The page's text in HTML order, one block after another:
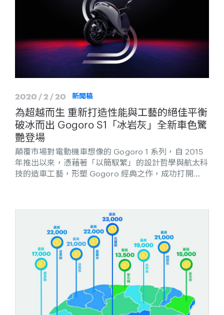
2020 / 2 / 20 新聞稿
為超越而生 重新打造性能與工藝的絕佳平衡
破冰而出 Gogoro S1「冰岩灰」全新車色驚
艷登場
顛覆市場對電動機車想像的 Gogoro 1 系列，自 2015
年推出以來，憑藉著「以簡馭繁」的設計哲學與航太科
技的造車工藝，形塑 Gogoro 經典之作，成功打開
車款， 從靜止加速到時速 50 公里只需 3.7 秒1，為目
前 Gogoro 所有車款中速度最快的巔峰之作，並曾在
TSR 亞洲盃電動機車統規賽中，讓許多國際知名選手對
Gogoro S1 的起步扭力、加速快感及操控性驚豔不
已，在眾多車迷心目中奠定不凡的經典地位，為台灣機
車運動史上寫下嶄新的一頁。如今 Gogoro S1 突破 S
Performance 一貫的黑色基調，以冰川基岩的磨光過
程為靈感，簡潔內斂的全新車色「冰岩灰」破冰層而
出，成為 Gogoro 不敗經典的又一出色力作。